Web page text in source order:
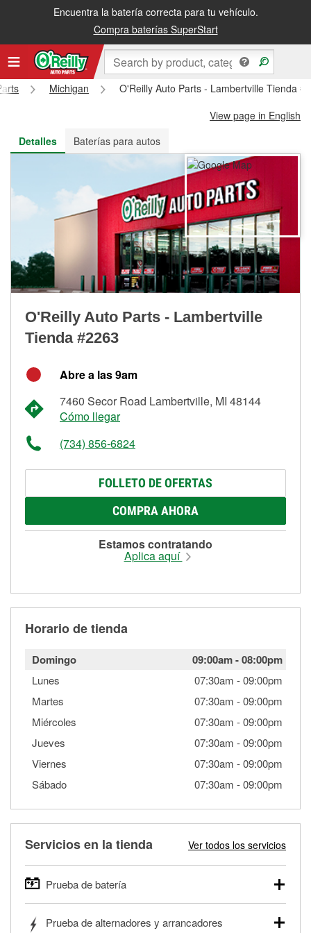
Encuentra la batería correcta para tu vehículo.
Compra baterías SuperStart
Recibe tu orden gratis al día siguiente o recógela en la tienda
Michigan
O'Reilly Auto Parts - Lambertville Tienda
View page in English
Detalles
Baterías para autos
O'Reilly Auto Parts - Lambertville
Tienda #2263
Abre a las 9am
7460 Secor Road Lambertville, MI 48144
Cómo llegar
(734) 856-6824
FOLLETO DE OFERTAS
COMPRA AHORA
Estamos contratando
Aplica aquí
Horario de tienda
Domingo 09:00am-08:00pm
Lunes 07:30am -09:00pm
Martes
07:30am -09:00pm
Miércoles
07:30am -09:00pm
Jueves
07:30am -09:00pm
Viernes
07:30am -09:00pm
Sábado
07:30am -09:00pm
Servicios en la tienda Ver todos los servicios
Prueba de batería
autos, camionetas, SUVs, vehículos comerciales y
Prueba de alternadores y arrancadores